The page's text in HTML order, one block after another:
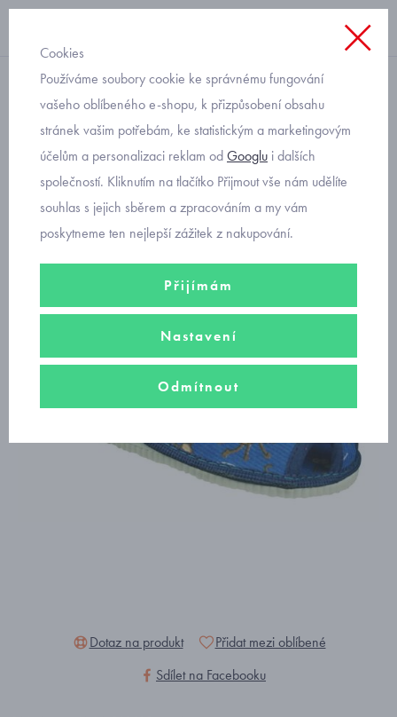
na přezku HP Čechtín
bačkory žirafa modré 505-1
Dotaz na produkt
Přidat mezi oblíbené
Sdílet na Facebooku
Cookies
Používáme soubory cookie ke správnému fungování
vašeho oblíbeného e-shopu, k přizpůsobení obsahu
stránek vašim potřebám, ke statistickým a marketingovým
účelům a personalizaci reklam odGooglu i dalších
společností. Kliknutím na tlačítko Přijmout vše nám udělíte
souhlas s jejich sběrem a zpracováním a my vám
poskytneme ten nejlepší zážitek z nakupování.
Přijímám
Nastavení
Odmítnout